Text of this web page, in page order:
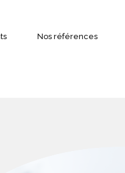
Nos références